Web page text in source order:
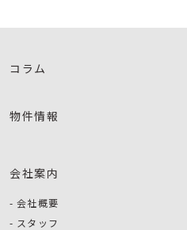
コラム
物件情報
会社案内
会社概要
スタッフ